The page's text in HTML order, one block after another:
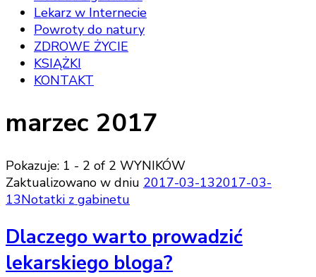
Lekarz w Internecie
Powroty do natury
ZDROWE ŻYCIE
KSIĄŻKI
KONTAKT
marzec 2017
Pokazuje: 1 - 2 of 2 WYNIKÓW
Zaktualizowano w dniu 2017-03-132017-03-
13Notatki z gabinetu
Dlaczego warto prowadzić
lekarskiego bloga?